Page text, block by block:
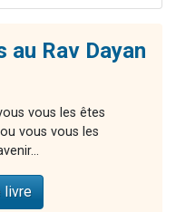
au Rav Dayan
vous les êtes
vous vous les
livre